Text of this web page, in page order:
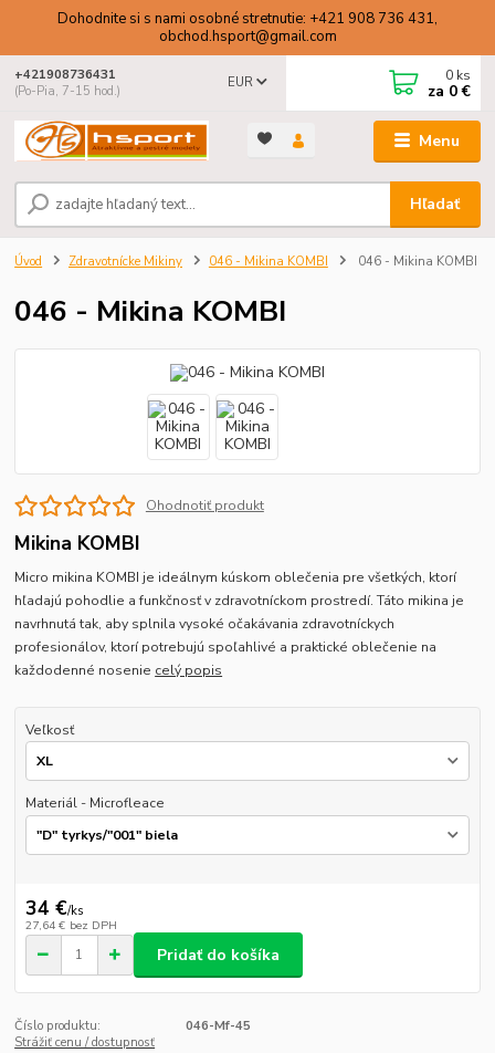
Dohodnite si s nami osobné stretnutie: +421 908 736 431,
obchod.hsport@gmail.com
Menu
EUR
Hľadať
+421908736431
(Po-Pia, 7-15 hod.)
0 ks
za 0 €
Úvod Zdravotnícke Mikiny 046 - Mikina KOMBI 046 - Mikina KOMBI
046 - Mikina KOMBI
Ohodnotiť produkt
Mikina KOMBI
Micro mikina KOMBI je ideálnym kúskom oblečenia pre všetkých, ktorí
hľadajú pohodlie a funkčnosť v zdravotníckom prostredí. Táto mikina je
navrhnutá tak, aby splnila vysoké očakávania zdravotníckych
profesionálov, ktorí potrebujú spoľahlivé a praktické oblečenie na
každodenné nosenie celý popis
Veľkosť
Materiál - Microfleace
34 €/ks
27,64 € bez DPH
Pridať do košíka
Číslo produktu:
046-Mf-45
Strážiť cenu / dostupnosť